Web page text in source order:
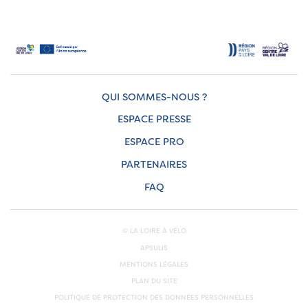
QUI SOMMES-NOUS ?
ESPACE PRESSE
ESPACE PRO
PARTENAIRES
FAQ
© LA LOIRE À VÉLO
APSULIS
MENTIONS LÉGALES
PLAN DU SITE
POLITIQUE DE PROTECTION DES DONNÉES PERSONNELLES